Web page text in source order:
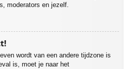
moderators en jezelf.
wordt van een andere tijdzone is
is, moet je naar het